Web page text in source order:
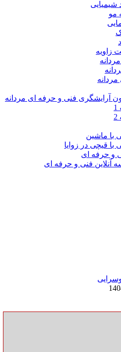
شیمیایی
مو
زاویه
آرایشگری فنی و حرفه ای مردانه
با ماشین
با قیچی در زوایا
و حرفه ای
آنلاین فنی و حرفه ای